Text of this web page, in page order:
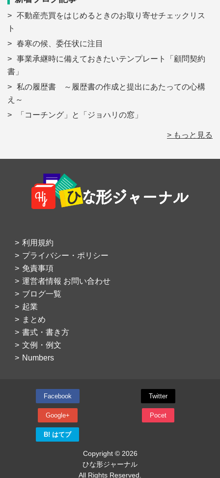
不動産売買をはじめるときのお取り寄せチェックリス
ト
春寒の候、委任状に注目
事業承継時に備えておきたいテンプレート「顧問契約
書」
私の履歴書 ～履歴書の作成と提出にあたっての心構
え～
「コーチング」と「ジョハリの窓」
> もっと見る
Footer
利用規約
プライバシー・ポリシー
免責事項
運営者情報 お問い合わせ
ブログ一覧
起業
まとめ
書式・書き方
文例・例文
Numbers
Facebook Twitter
Google+ Pocet
B! はてブ
Copyright © 2026
ひな形ジャーナル
All Rights Reserved.